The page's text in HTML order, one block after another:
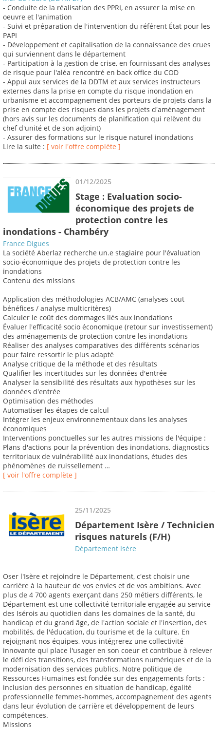
- Conduite de la réalisation des PPRI, en assurer la mise en
oeuvre et l'animation
- Suivi et préparation de l'intervention du référent État pour les
PAPI
- Développement et capitalisation de la connaissance des crues
qui surviennent dans le département
- Participation à la gestion de crise, en fournissant des analyses
de risque pour l'aléa rencontré en back office du COD
- Appui aux services de la DDTM et aux services instructeurs
externes dans la prise en compte du risque inondation en
urbanisme et accompagnement des porteurs de projets dans la
prise en compte des risques dans les projets d'aménagement
(hors avis sur les documents de planification qui relèvent du
chef d'unité et de son adjoint)
- Assurer des formations sur le risque naturel inondations
Lire la suite : [ voir l'offre complète ]
01/12/2025
Stage : Evaluation socio-
économique des projets de
protection contre les
inondations - Chambéry
France Digues
La société Aberlaz recherche un.e stagiaire pour l'évaluation
socio-économique des projets de protection contre les
inondations
Contenu des missions
Application des méthodologies ACB/AMC (analyses cout
bénéfices / analyse multicritères)
Calculer le coût des dommages liés aux inondations
Évaluer l'efficacité socio économique (retour sur investissement)
des aménagements de protection contre les inondations
Réaliser des analyses comparatives des différents scénarios
pour faire ressortir le plus adapté
Analyse critique de la méthode et des résultats
Qualifier les incertitudes sur les données d'entrée
Analyser la sensibilité des résultats aux hypothèses sur les
données d'entrée
Optimisation des méthodes
Automatiser les étapes de calcul
Intégrer les enjeux environnementaux dans les analyses
économiques
Interventions ponctuelles sur les autres missions de l'équipe :
Plans d'actions pour la prévention des inondations, diagnostics
territoriaux de vulnérabilité aux inondations, études des
phénomènes de ruissellement …
[ voir l'offre complète ]
25/11/2025
Département Isère / Technicien
risques naturels (F/H)
Département Isère
Oser l'Isère et rejoindre le Département, c'est choisir une
carrière à la hauteur de vos envies et de vos ambitions. Avec
plus de 4 700 agents exerçant dans 250 métiers différents, le
Département est une collectivité territoriale engagée au service
des Isérois au quotidien dans les domaines de la santé, du
handicap et du grand âge, de l'action sociale et l'insertion, des
mobilités, de l'éducation, du tourisme et de la culture. En
rejoignant nos équipes, vous intégrerez une collectivité
innovante qui place l'usager en son coeur et contribue à relever
le défi des transitions, des transformations numériques et de la
modernisation des services publics. Notre politique de
Ressources Humaines est fondée sur des engagements forts :
inclusion des personnes en situation de handicap, égalité
professionnelle femmes-hommes, accompagnement des agents
dans leur évolution de carrière et développement de leurs
compétences.
Missions